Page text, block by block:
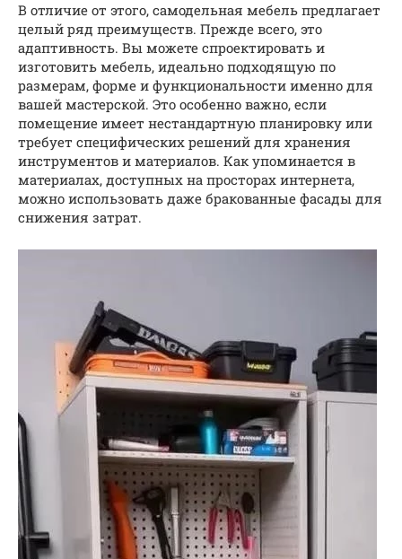
В отличие от этого, самодельная мебель предлагает
целый ряд преимуществ. Прежде всего, это
адаптивность. Вы можете спроектировать и
изготовить мебель, идеально подходящую по
размерам, форме и функциональности именно для
вашей мастерской. Это особенно важно, если
помещение имеет нестандартную планировку или
требует специфических решений для хранения
инструментов и материалов. Как упоминается в
материалах, доступных на просторах интернета,
можно использовать даже бракованные фасады для
снижения затрат.